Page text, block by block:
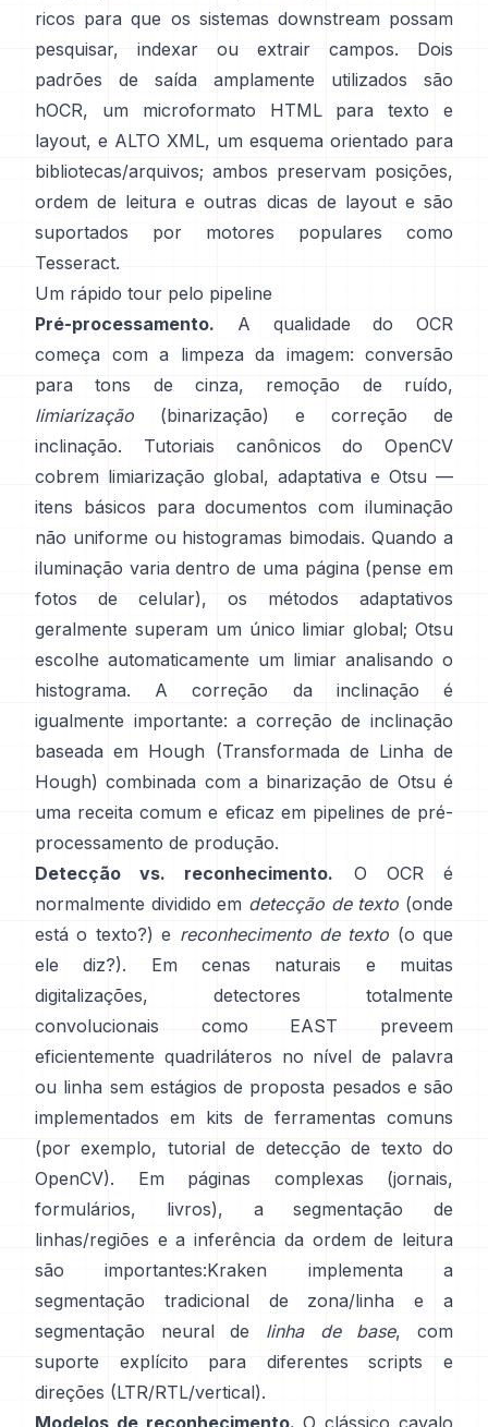
ricos para que os sistemas downstream possam
pesquisar, indexar ou extrair campos. Dois
padrões de saída amplamente utilizados são
hOCR, um microformato HTML para texto e
layout, e ALTO XML, um esquema orientado para
bibliotecas/arquivos; ambos preservam posições,
ordem de leitura e outras dicas de layout e são
suportados por motores populares como
Tesseract.
Um rápido tour pelo pipeline
Pré-processamento. A qualidade do OCR
começa com a limpeza da imagem: conversão
para tons de cinza, remoção de ruído,
limiarização (binarização) e correção de
inclinação. Tutoriais canônicos do OpenCV
cobrem limiarização global, adaptativa e Otsu —
itens básicos para documentos com iluminação
não uniforme ou histogramas bimodais. Quando a
iluminação varia dentro de uma página (pense em
fotos de celular), os métodos adaptativos
geralmente superam um único limiar global; Otsu
escolhe automaticamente um limiar analisando o
histograma. A correção da inclinação é
igualmente importante: a correção de inclinação
baseada em Hough (Transformada de Linha de
Hough) combinada com a binarização de Otsu é
uma receita comum e eficaz em pipelines de pré-
processamento de produção.
Detecção vs. reconhecimento. O OCR é
normalmente dividido em detecção de texto (onde
está o texto?) e reconhecimento de texto (o que
ele diz?). Em cenas naturais e muitas
digitalizações, detectores totalmente
convolucionais como
EAST
preveem
eficientemente quadriláteros no nível de palavra
ou linha sem estágios de proposta pesados e são
implementados em kits de ferramentas comuns
(por exemplo, tutorial de detecção de texto do
OpenCV). Em páginas complexas (jornais,
formulários, livros), a segmentação de
linhas/regiões e a inferência da ordem de leitura
são importantes:Kraken
implementa a
segmentação tradicional de zona/linha e a
segmentação neural de linha de base, com
suporte explícito para diferentes scripts e
direções (LTR/RTL/vertical).
Modelos de reconhecimento. O clássico cavalo